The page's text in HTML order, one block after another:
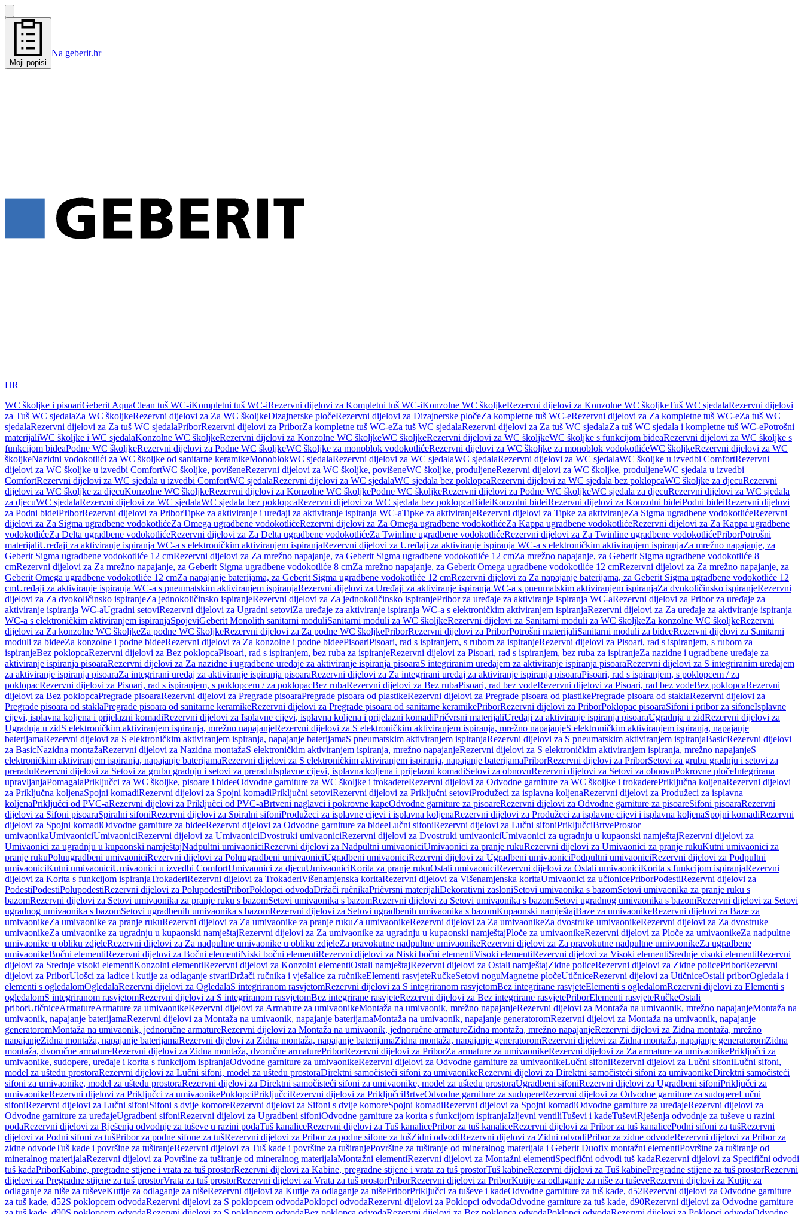
Moji popisi
Na geberit.hr
HR
WC školjke i pisoariGeberit AquaClean tuš WC-iKompletni tuš WC-iRezervni dijelovi za Kompletni tuš WC-iKonzolne WC školjkeRezervni dijelovi za Konzolne WC školjkeTuš WC sjedalaRezervni dijelovi
za Tuš WC sjedalaZa WC školjkeRezervni dijelovi za Za WC školjkeDizajnerske pločeRezervni dijelovi za Dizajnerske pločeZa kompletne tuš WC-eRezervni dijelovi za Za kompletne tuš WC-eZa tuš WC
sjedalaRezervni dijelovi za Za tuš WC sjedalaPriborRezervni dijelovi za PriborZa kompletne tuš WC-eZa tuš WC sjedalaRezervni dijelovi za Za tuš WC sjedalaZa tuš WC sjedala i kompletne tuš WC-ePotrošni
materijaliWC školjke i WC sjedalaKonzolne WC školjkeRezervni dijelovi za Konzolne WC školjkeWC školjkeRezervni dijelovi za WC školjkeWC školjke s funkcijom bideaRezervni dijelovi za WC školjke s
funkcijom bideaPodne WC školjkeRezervni dijelovi za Podne WC školjkeWC školjke za monoblok vodokotlićeRezervni dijelovi za WC školjke za monoblok vodokotlićeWC školjkeRezervni dijelovi za WC
školjkeNazidni vodokotlići za WC školjke od sanitarne keramikeMonoblokWC sjedalaRezervni dijelovi za WC sjedalaWC sjedalaRezervni dijelovi za WC sjedalaWC školjke u izvedbi ComfortRezervni
dijelovi za WC školjke u izvedbi ComfortWC školjke, povišeneRezervni dijelovi za WC školjke, povišeneWC školjke, produljeneRezervni dijelovi za WC školjke, produljeneWC sjedala u izvedbi
ComfortRezervni dijelovi za WC sjedala u izvedbi ComfortWC sjedalaRezervni dijelovi za WC sjedalaWC sjedala bez poklopcaRezervni dijelovi za WC sjedala bez poklopcaWC školjke za djecuRezervni
dijelovi za WC školjke za djecuKonzolne WC školjkeRezervni dijelovi za Konzolne WC školjkePodne WC školjkeRezervni dijelovi za Podne WC školjkeWC sjedala za djecuRezervni dijelovi za WC sjedala
za djecuWC sjedalaRezervni dijelovi za WC sjedalaWC sjedala bez poklopcaRezervni dijelovi za WC sjedala bez poklopcaBideiKonzolni bideiRezervni dijelovi za Konzolni bideiPodni bideiRezervni dijelovi
za Podni bideiPriborRezervni dijelovi za PriborTipke za aktiviranje i uređaji za aktiviranje ispiranja WC-aTipke za aktiviranjeRezervni dijelovi za Tipke za aktiviranjeZa Sigma ugradbene vodokotlićeRezervni
dijelovi za Za Sigma ugradbene vodokotlićeZa Omega ugradbene vodokotlićeRezervni dijelovi za Za Omega ugradbene vodokotlićeZa Kappa ugradbene vodokotlićeRezervni dijelovi za Za Kappa ugradbene
vodokotlićeZa Delta ugradbene vodokotlićeRezervni dijelovi za Za Delta ugradbene vodokotlićeZa Twinline ugradbene vodokotlićeRezervni dijelovi za Za Twinline ugradbene vodokotlićePriborPotrošni
materijaliUređaji za aktiviranje ispiranja WC-a s elektroničkim aktiviranjem ispiranjaRezervni dijelovi za Uređaji za aktiviranje ispiranja WC-a s elektroničkim aktiviranjem ispiranjaZa mrežno napajanje, za
Geberit Sigma ugradbene vodokotliće 12 cmRezervni dijelovi za Za mrežno napajanje, za Geberit Sigma ugradbene vodokotliće 12 cmZa mrežno napajanje, za Geberit Sigma ugradbene vodokotliće 8
cmRezervni dijelovi za Za mrežno napajanje, za Geberit Sigma ugradbene vodokotliće 8 cmZa mrežno napajanje, za Geberit Omega ugradbene vodokotliće 12 cmRezervni dijelovi za Za mrežno napajanje, za
Geberit Omega ugradbene vodokotliće 12 cmZa napajanje baterijama, za Geberit Sigma ugradbene vodokotliće 12 cmRezervni dijelovi za Za napajanje baterijama, za Geberit Sigma ugradbene vodokotliće 12
cmUređaji za aktiviranje ispiranja WC-a s pneumatskim aktiviranjem ispiranjaRezervni dijelovi za Uređaji za aktiviranje ispiranja WC-a s pneumatskim aktiviranjem ispiranjaZa dvokoličinsko ispiranjeRezervni
dijelovi za Za dvokoličinsko ispiranjeZa jednokoličinsko ispiranjeRezervni dijelovi za Za jednokoličinsko ispiranjePribor za uređaje za aktiviranje ispiranja WC-aRezervni dijelovi za Pribor za uređaje za
aktiviranje ispiranja WC-aUgradni setoviRezervni dijelovi za Ugradni setoviZa uređaje za aktiviranje ispiranja WC-a s elektroničkim aktiviranjem ispiranjaRezervni dijelovi za Za uređaje za aktiviranje ispiranja
WC-a s elektroničkim aktiviranjem ispiranjaSpojeviGeberit Monolith sanitarni moduliSanitarni moduli za WC školjkeRezervni dijelovi za Sanitarni moduli za WC školjkeZa konzolne WC školjkeRezervni
dijelovi za Za konzolne WC školjkeZa podne WC školjkeRezervni dijelovi za Za podne WC školjkePriborRezervni dijelovi za PriborPotrošni materijaliSanitarni moduli za bideeRezervni dijelovi za Sanitarni
moduli za bideeZa konzolne i podne bideeRezervni dijelovi za Za konzolne i podne bideePisoariPisoari, rad s ispiranjem, s rubom za ispiranjeRezervni dijelovi za Pisoari, rad s ispiranjem, s rubom za
ispiranjeBez poklopcaRezervni dijelovi za Bez poklopcaPisoari, rad s ispiranjem, bez ruba za ispiranjeRezervni dijelovi za Pisoari, rad s ispiranjem, bez ruba za ispiranjeZa nazidne i ugradbene uređaje za
aktiviranje ispiranja pisoaraRezervni dijelovi za Za nazidne i ugradbene uređaje za aktiviranje ispiranja pisoaraS integriranim uređajem za aktiviranje ispiranja pisoaraRezervni dijelovi za S integriranim uređajem
za aktiviranje ispiranja pisoaraZa integrirani uređaj za aktiviranje ispiranja pisoaraRezervni dijelovi za Za integrirani uređaj za aktiviranje ispiranja pisoaraPisoari, rad s ispiranjem, s poklopcem / za
poklopacRezervni dijelovi za Pisoari, rad s ispiranjem, s poklopcem / za poklopacBez rubaRezervni dijelovi za Bez rubaPisoari, rad bez vodeRezervni dijelovi za Pisoari, rad bez vodeBez poklopcaRezervni
dijelovi za Bez poklopcaPregrade pisoaraRezervni dijelovi za Pregrade pisoaraPregrade pisoara od plastikeRezervni dijelovi za Pregrade pisoara od plastikePregrade pisoara od staklaRezervni dijelovi za
Pregrade pisoara od staklaPregrade pisoara od sanitarne keramikeRezervni dijelovi za Pregrade pisoara od sanitarne keramikePriborRezervni dijelovi za PriborPoklopac pisoaraSifoni i pribor za sifoneIsplavne
cijevi, isplavna koljena i prijelazni komadiRezervni dijelovi za Isplavne cijevi, isplavna koljena i prijelazni komadiPričvrsni materijaliUređaji za aktiviranje ispiranja pisoaraUgradnja u zidRezervni dijelovi za
Ugradnja u zidS elektroničkim aktiviranjem ispiranja, mrežno napajanjeRezervni dijelovi za S elektroničkim aktiviranjem ispiranja, mrežno napajanjeS elektroničkim aktiviranjem ispiranja, napajanje
baterijamaRezervni dijelovi za S elektroničkim aktiviranjem ispiranja, napajanje baterijamaS pneumatskim aktiviranjem ispiranjaRezervni dijelovi za S pneumatskim aktiviranjem ispiranjaBasicRezervni dijelovi
za BasicNazidna montažaRezervni dijelovi za Nazidna montažaS elektroničkim aktiviranjem ispiranja, mrežno napajanjeRezervni dijelovi za S elektroničkim aktiviranjem ispiranja, mrežno napajanjeS
elektroničkim aktiviranjem ispiranja, napajanje baterijamaRezervni dijelovi za S elektroničkim aktiviranjem ispiranja, napajanje baterijamaPriborRezervni dijelovi za PriborSetovi za grubu gradnju i setovi za
preraduRezervni dijelovi za Setovi za grubu gradnju i setovi za preraduIsplavne cijevi, isplavna koljena i prijelazni komadiSetovi za obnovuRezervni dijelovi za Setovi za obnovuPokrovne pločeIntegrirana
upravljanjaPomagalaPriključci za WC školjke, pisoare i bideeOdvodne garniture za WC školjke i trokadereRezervni dijelovi za Odvodne garniture za WC školjke i trokaderePriključna koljenaRezervni dijelovi
za Priključna koljenaSpojni komadiRezervni dijelovi za Spojni komadiPriključni setoviRezervni dijelovi za Priključni setoviProdužeci za isplavna koljenaRezervni dijelovi za Produžeci za isplavna
koljenaPriključci od PVC-aRezervni dijelovi za Priključci od PVC-aBrtveni naglavci i pokrovne kapeOdvodne garniture za pisoareRezervni dijelovi za Odvodne garniture za pisoareSifoni pisoaraRezervni
dijelovi za Sifoni pisoaraSpiralni sifoniRezervni dijelovi za Spiralni sifoniProdužeci za isplavne cijevi i isplavna koljenaRezervni dijelovi za Produžeci za isplavne cijevi i isplavna koljenaSpojni komadiRezervni
dijelovi za Spojni komadiOdvodne garniture za bideeRezervni dijelovi za Odvodne garniture za bideeLučni sifoniRezervni dijelovi za Lučni sifoniPriključciBrtveProstor
umivaonikaUmivaoniciUmivaoniciRezervni dijelovi za UmivaoniciDvostruki umivaoniciRezervni dijelovi za Dvostruki umivaoniciUmivaonici za ugradnju u kupaonski namještajRezervni dijelovi za
Umivaonici za ugradnju u kupaonski namještajNadpultni umivaoniciRezervni dijelovi za Nadpultni umivaoniciUmivaonici za pranje rukuRezervni dijelovi za Umivaonici za pranje rukuKutni umivaonici za
pranje rukuPoluugradbeni umivaoniciRezervni dijelovi za Poluugradbeni umivaoniciUgradbeni umivaoniciRezervni dijelovi za Ugradbeni umivaoniciPodpultni umivaoniciRezervni dijelovi za Podpultni
umivaoniciKutni umivaoniciUmivaonici u izvedbi ComfortUmivaonici za djecuUmivaoniciKorita za pranje rukuOstali umivaoniciRezervni dijelovi za Ostali umivaoniciKorita s funkcijom ispiranjaRezervni
dijelovi za Korita s funkcijom ispiranjaTrokaderiRezervni dijelovi za TrokaderiVišenamjenska koritaRezervni dijelovi za Višenamjenska koritaUmivaonici za učionicePriborPodestiRezervni dijelovi za
PodestiPodestiPolupodestiRezervni dijelovi za PolupodestiPriborPoklopci odvodaDržači ručnikaPričvrsni materijaliDekorativni zasloniSetovi umivaonika s bazomSetovi umivaonika za pranje ruku s
bazomRezervni dijelovi za Setovi umivaonika za pranje ruku s bazomSetovi umivaonika s bazomRezervni dijelovi za Setovi umivaonika s bazomSetovi ugradnog umivaonika s bazomRezervni dijelovi za Setovi
ugradnog umivaonika s bazomSetovi ugradbenih umivaonika s bazomRezervni dijelovi za Setovi ugradbenih umivaonika s bazomKupaonski namještajBaze za umivaonikeRezervni dijelovi za Baze za
umivaonikeZa umivaonike za pranje rukuRezervni dijelovi za Za umivaonike za pranje rukuZa umivaonikeRezervni dijelovi za Za umivaonikeZa dvostruke umivaonikeRezervni dijelovi za Za dvostruke
umivaonikeZa umivaonike za ugradnju u kupaonski namještajRezervni dijelovi za Za umivaonike za ugradnju u kupaonski namještajPloče za umivaonikeRezervni dijelovi za Ploče za umivaonikeZa nadpultne
umivaonike u obliku zdjeleRezervni dijelovi za Za nadpultne umivaonike u obliku zdjeleZa pravokutne nadpultne umivaonikeRezervni dijelovi za Za pravokutne nadpultne umivaonikeZa ugradbene
umivaonikeBočni elementiRezervni dijelovi za Bočni elementiNiski bočni elementiRezervni dijelovi za Niski bočni elementiVisoki elementiRezervni dijelovi za Visoki elementiSrednje visoki elementiRezervni
dijelovi za Srednje visoki elementiKonzolni elementiRezervni dijelovi za Konzolni elementiOstali namještajRezervni dijelovi za Ostali namještajZidne policeRezervni dijelovi za Zidne policePriborRezervni
dijelovi za PriborUlošci za ladice i kutije za odlaganje stvariDržači ručnika i vješalice za ručnikeElementi rasvjeteRučkeSetovi noguMagnetne pločeUtičniceRezervni dijelovi za UtičniceOstali priborOgledala i
elementi s ogledalomOgledalaRezervni dijelovi za OgledalaS integriranom rasvjetomRezervni dijelovi za S integriranom rasvjetomBez integrirane rasvjeteElementi s ogledalomRezervni dijelovi za Elementi s
ogledalomS integriranom rasvjetomRezervni dijelovi za S integriranom rasvjetomBez integrirane rasvjeteRezervni dijelovi za Bez integrirane rasvjetePriborElementi rasvjeteRučkeOstali
priborUtičniceArmatureArmature za umivaonikeRezervni dijelovi za Armature za umivaonikeMontaža na umivaonik, mrežno napajanjeRezervni dijelovi za Montaža na umivaonik, mrežno napajanjeMontaža na
umivaonik, napajanje baterijamaRezervni dijelovi za Montaža na umivaonik, napajanje baterijamaMontaža na umivaonik, napajanje generatoromRezervni dijelovi za Montaža na umivaonik, napajanje
generatoromMontaža na umivaonik, jednoručne armatureRezervni dijelovi za Montaža na umivaonik, jednoručne armatureZidna montaža, mrežno napajanjeRezervni dijelovi za Zidna montaža, mrežno
napajanjeZidna montaža, napajanje baterijamaRezervni dijelovi za Zidna montaža, napajanje baterijamaZidna montaža, napajanje generatoromRezervni dijelovi za Zidna montaža, napajanje generatoromZidna
montaža, dvoručne armatureRezervni dijelovi za Zidna montaža, dvoručne armaturePriborRezervni dijelovi za PriborZa armature za umivaonikeRezervni dijelovi za Za armature za umivaonikePriključci za
umivaonike, sudopere, uređaje i korita s funkcijom ispiranjaOdvodne garniture za umivaonikeRezervni dijelovi za Odvodne garniture za umivaonikeLučni sifoniRezervni dijelovi za Lučni sifoniLučni sifoni,
model za uštedu prostoraRezervni dijelovi za Lučni sifoni, model za uštedu prostoraDirektni samočisteći sifoni za umivaonikeRezervni dijelovi za Direktni samočisteći sifoni za umivaonikeDirektni samočisteći
sifoni za umivaonike, model za uštedu prostoraRezervni dijelovi za Direktni samočisteći sifoni za umivaonike, model za uštedu prostoraUgradbeni sifoniRezervni dijelovi za Ugradbeni sifoniPriključci za
umivaonikeRezervni dijelovi za Priključci za umivaonikePoklopciPriključciRezervni dijelovi za PriključciBrtveOdvodne garniture za sudopereRezervni dijelovi za Odvodne garniture za sudopereLučni
sifoniRezervni dijelovi za Lučni sifoniSifoni s dvije komoreRezervni dijelovi za Sifoni s dvije komoreSpojni komadiRezervni dijelovi za Spojni komadiOdvodne garniture za uređajeRezervni dijelovi za
Odvodne garniture za uređajeUgradbeni sifoniRezervni dijelovi za Ugradbeni sifoniOdvodne garniture za korita s funkcijom ispiranjaIzljevni ventiliTuševi i kadeTuševiRješenja odvodnje za tuševe u razini
podaRezervni dijelovi za Rješenja odvodnje za tuševe u razini podaTuš kanaliceRezervni dijelovi za Tuš kanalicePribor za tuš kanaliceRezervni dijelovi za Pribor za tuš kanalicePodni sifoni za tušRezervni
dijelovi za Podni sifoni za tušPribor za podne sifone za tušRezervni dijelovi za Pribor za podne sifone za tušZidni odvodiRezervni dijelovi za Zidni odvodiPribor za zidne odvodeRezervni dijelovi za Pribor za
zidne odvodeTuš kade i površine za tuširanjeRezervni dijelovi za Tuš kade i površine za tuširanjePovršine za tuširanje od mineralnog materijala i Geberit Duofix montažni elementiPovršine za tuširanje od
mineralnog materijalaRezervni dijelovi za Površine za tuširanje od mineralnog materijalaMontažni elementiRezervni dijelovi za Montažni elementiSpecifični odvodi tuš kadaRezervni dijelovi za Specifični odvodi
tuš kadaPriborKabine, pregradne stijene i vrata za tuš prostorRezervni dijelovi za Kabine, pregradne stijene i vrata za tuš prostorTuš kabineRezervni dijelovi za Tuš kabinePregradne stijene za tuš prostorRezervni
dijelovi za Pregradne stijene za tuš prostorVrata za tuš prostorRezervni dijelovi za Vrata za tuš prostorPriborRezervni dijelovi za PriborKutije za odlaganje za niše za tuševeRezervni dijelovi za Kutije za
odlaganje za niše za tuševeKutije za odlaganje za nišeRezervni dijelovi za Kutije za odlaganje za nišePriborPriključci za tuševe i kadeOdvodne garniture za tuš kade, d52Rezervni dijelovi za Odvodne garniture
za tuš kade, d52S poklopcem odvodaRezervni dijelovi za S poklopcem odvodaPoklopci odvodaRezervni dijelovi za Poklopci odvodaOdvodne garniture za tuš kade, d90Rezervni dijelovi za Odvodne garniture